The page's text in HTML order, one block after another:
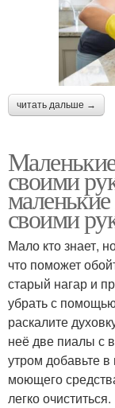
читать дальше →
своими
своими
Мало кто знает,
что поможет
старый нагар и
убрать с
раскалите
неё две пиалы с
утром добавьте
моющего
легко очиститься.